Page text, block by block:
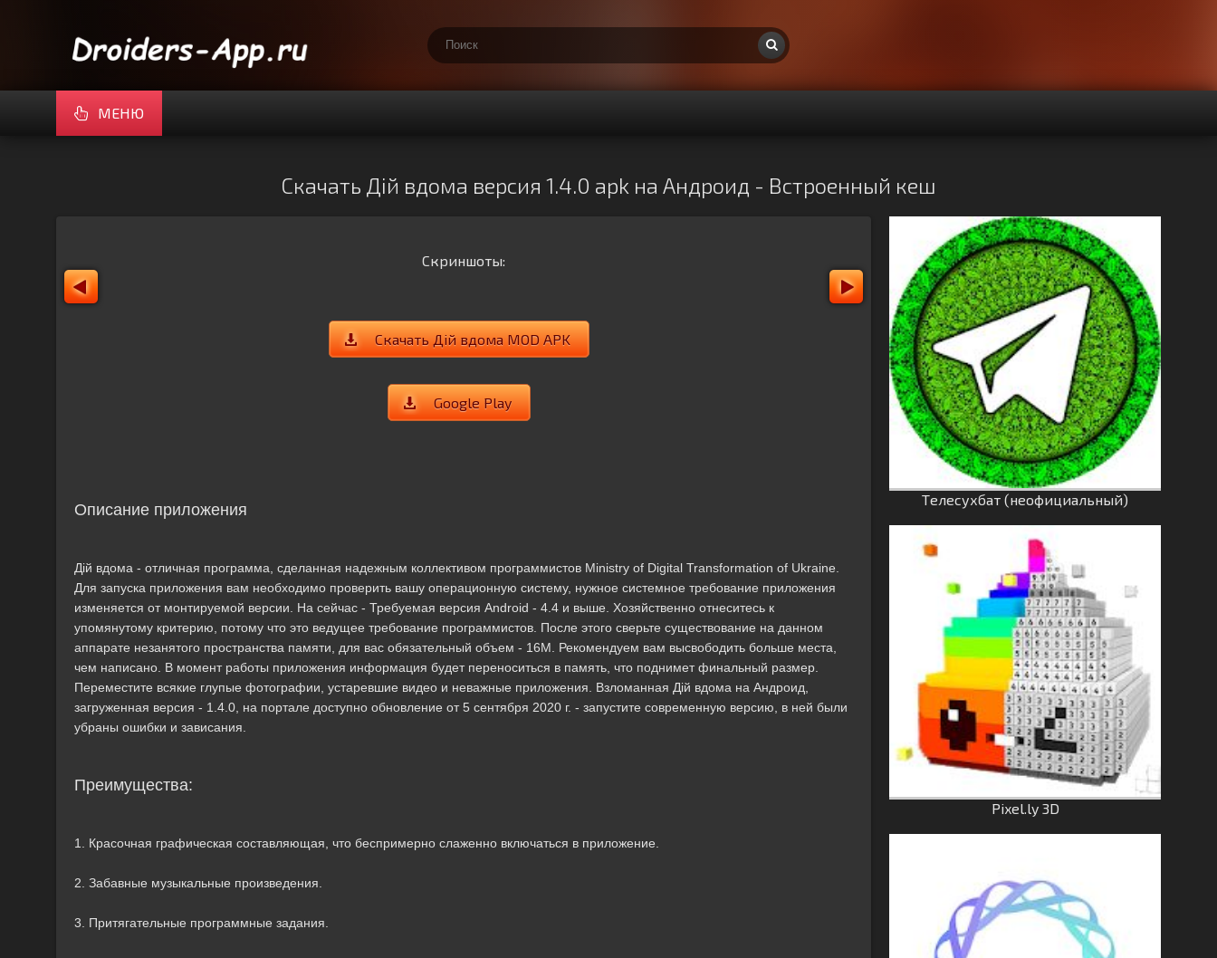
МЕНЮ
Скачать Дій вдома версия 1.4.0 apk на Андроид - Встроенный кеш
Скриншоты:
Скачать Дій вдома MOD APK
Google Play
Описание приложения
Дій вдома - отличная программа, сделанная надежным коллективом программистов Ministry of Digital Transformation of Ukraine.
Для запуска приложения вам необходимо проверить вашу операционную систему, нужное системное требование приложения
изменяется от монтируемой версии. На сейчас - Требуемая версия Android - 4.4 и выше. Хозяйственно отнеситесь к
упомянутому критерию, потому что это ведущее требование программистов. После этого сверьте существование на данном
аппарате незанятого пространства памяти, для вас обязательный объем - 16M. Рекомендуем вам высвободить больше места,
чем написано. В момент работы приложения информация будет переноситься в память, что поднимет финальный размер.
Переместите всякие глупые фотографии, устаревшие видео и неважные приложения. Взломанная Дій вдома на Андроид,
загруженная версия - 1.4.0, на портале доступно обновление от 5 сентября 2020 г. - запустите современную версию, в ней были
убраны ошибки и зависания.
Преимущества:
1. Красочная графическая составляющая, что беспримерно слаженно включаться в приложение.
2. Забавные музыкальные произведения.
3. Притягательные программные задания.
Tелесухбат (неофициальный)
Pixel.ly 3D